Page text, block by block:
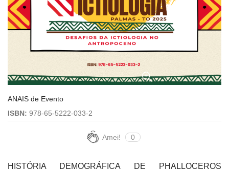
ANAIS de Evento
ISBN: 978-65-5222-033-2
Amei! 0
HISTÓRIA DEMOGRÁFICA DE PHALLOCEROS